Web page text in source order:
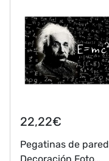
22,22€
Pegatinas de pared